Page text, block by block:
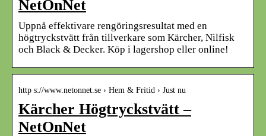
NetOnNet
Uppnå effektivare rengöringsresultat med en
högtryckstvätt från tillverkare som Kärcher, Nilfisk
och Black & Decker. Köp i lagershop eller online!
http s://www.netonnet.se › Hem & Fritid › Just nu
Kärcher Högtryckstvätt –
NetOnNet